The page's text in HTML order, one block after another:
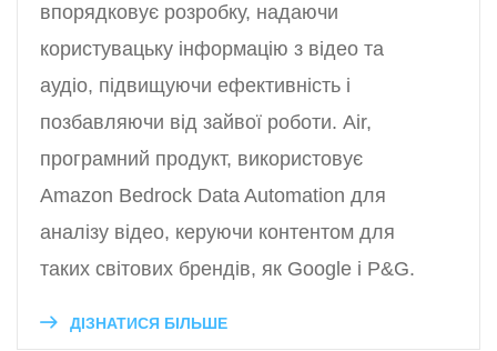
впорядковує розробку, надаючи
користувацьку інформацію з відео та
аудіо, підвищуючи ефективність і
позбавляючи від зайвої роботи. Air,
програмний продукт, використовує
Amazon Bedrock Data Automation для
аналізу відео, керуючи контентом для
таких світових брендів, як Google і P&G.
ДІЗНАТИСЯ БІЛЬШЕ